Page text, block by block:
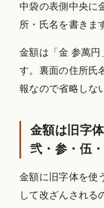
中袋の表側中央に
所・氏名を書きま
金額は「金 参萬円
す。裏面の住所氏
報なので省略しな
金額は旧字
弐・参・伍
金額に旧字体を使
して改ざんされる